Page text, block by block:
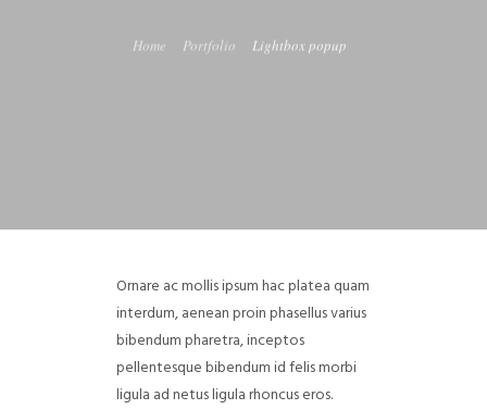
Home Portfolio Lightbox popup
Ornare ac mollis ipsum hac platea quam
interdum, aenean proin phasellus varius
bibendum pharetra, inceptos
pellentesque bibendum id felis morbi
ligula ad netus ligula rhoncus eros.